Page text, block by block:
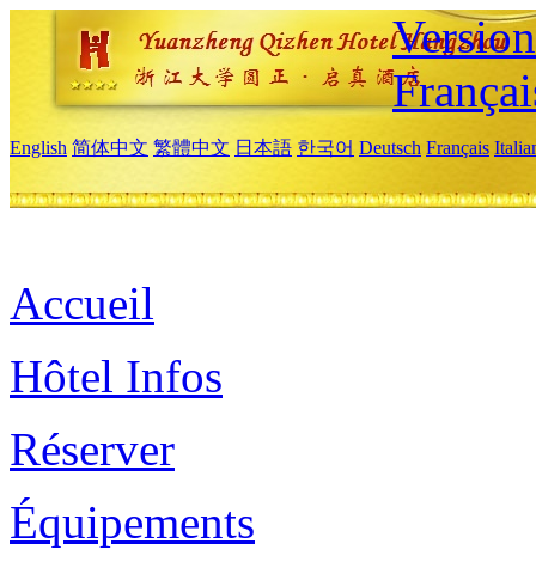
English 简体中文 繁體中文 日本語 한국어 Deutsch Français
Accueil
Hôtel Infos
Réserver
Équipements